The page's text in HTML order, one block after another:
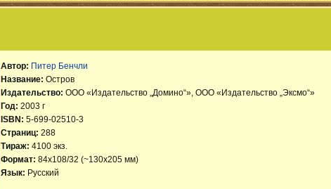
Автор: Питер Бенчли
Название: Остров
Издательство: ООО «Издательство „Домино“», ООО «Издательство „Эксмо“»
Год: 2003 г
ISBN: 5-699-02510-3
Страниц: 288
Тираж: 4100 экз.
Формат: 84x108/32 (~130х205 мм)
Язык: Русский